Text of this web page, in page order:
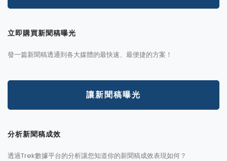
立即購買新聞稿曝光
發一篇新聞稿透通到各大媒體的最快速、最便捷的方案！
讓新聞稿曝光
分析新聞稿成效
透過Trek數據平台的分析讓您知道你的新聞稿成效表現如何？